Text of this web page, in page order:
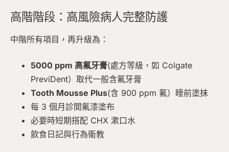
高階階段：高風險病人完整防護
中階所有項目，再升級為：
5000 ppm 高氟牙膏(處方等級，如 Colgate
PreviDent）取代一般含氟牙膏
Tooth Mousse Plus(含 900 ppm 氟）睡前塗抹
每 3 個月診間氟漆塗布
必要時短期搭配 CHX 漱口水
飲食日記與行為衛教